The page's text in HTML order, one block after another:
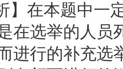
在本题中一定
在选举的人员
进行的补充选